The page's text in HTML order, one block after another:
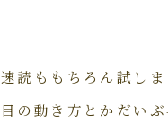
速読ももちろん試し
目の動き方とかだい